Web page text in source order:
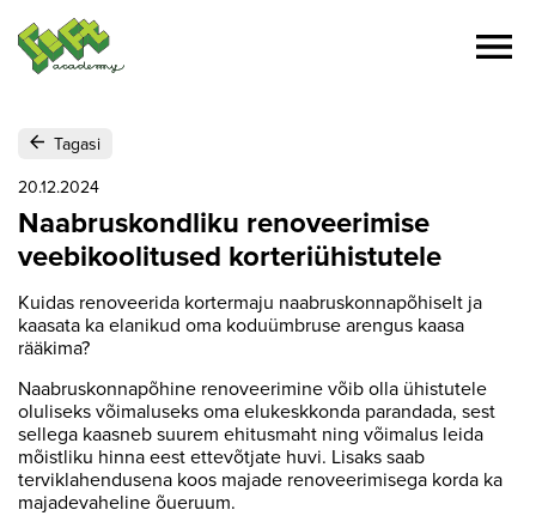
Tagasi
20.12.2024
Naabruskondliku renoveerimise
veebikoolitused korteriühistutele
Kuidas renoveerida kortermaju naabruskonnapõhiselt ja
kaasata ka elanikud oma koduümbruse arengus kaasa
rääkima?
Naabruskonnapõhine renoveerimine võib olla ühistutele
oluliseks võimaluseks oma elukeskkonda parandada, sest
sellega kaasneb suurem ehitusmaht ning võimalus leida
mõistliku hinna eest ettevõtjate huvi. Lisaks saab
terviklahendusena koos majade renoveerimisega korda ka
majadevaheline õueruum.